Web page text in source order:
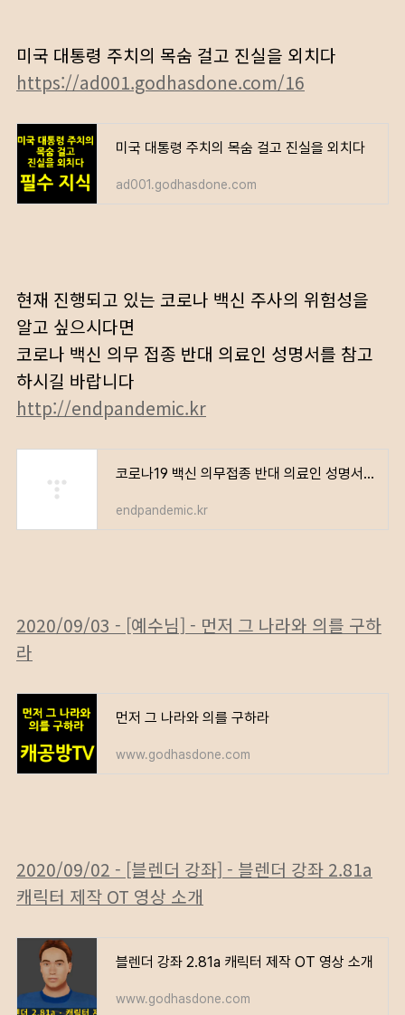
미국 대통령 주치의 목숨 걸고 진실을 외치다
https://ad001.godhasdone.com/16
미국 대통령 주치의 목숨 걸고 진실을 외치다
ad001.godhasdone.com
현재 진행되고 있는 코로나 백신 주사의 위험성을
알고 싶으시다면
코로나 백신 의무 접종 반대 의료인 성명서를 참고
하시길 바랍니다
http://endpandemic.kr
코로나19 백신 의무접종 반대 의료인 성명서 – 전국민 서명 운동
endpandemic.kr
2020/09/03 - [예수님] - 먼저 그 나라와 의를 구하
라
먼저 그 나라와 의를 구하라
www.godhasdone.com
2020/09/02 - [블렌더 강좌] - 블렌더 강좌 2.81a
캐릭터 제작 OT 영상 소개
블렌더 강좌 2.81a 캐릭터 제작 OT 영상 소개
www.godhasdone.com